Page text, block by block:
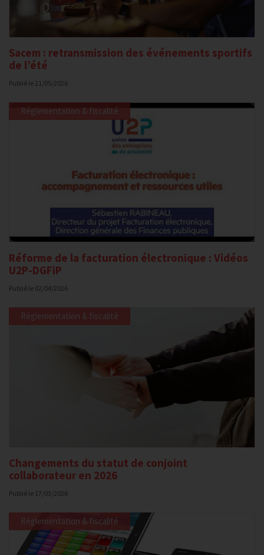
Sacem : retransmission des événements sportifs
de l’été
Publié le 21/05/2026
Réforme de la facturation électronique : Vidéos
U2P-DGFiP
Publié le 02/04/2026
Réglementation & fiscalité
Changements du statut de conjoint
collaborateur en 2026
Publié le 17/03/2026
Réglementation & fiscalité
Réglementation & fiscalité